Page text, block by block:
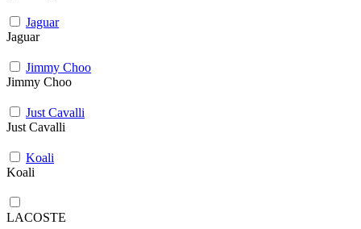
Jaguar
Jaguar
Jimmy Choo
Jimmy Choo
Just Cavalli
Just Cavalli
Koali
Koali
LACOSTE